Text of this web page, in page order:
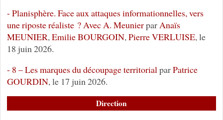
- Planisphère. Face aux attaques informationnelles, vers
une riposte réaliste ? Avec A. MeunierparAnaïs
MEUNIER,Emilie BOURGOIN,Pierre VERLUISE, le
18 juin 2026.
- 8 – Les marques du découpage territorial parPatrice
GOURDIN, le 17 juin 2026.
Direction